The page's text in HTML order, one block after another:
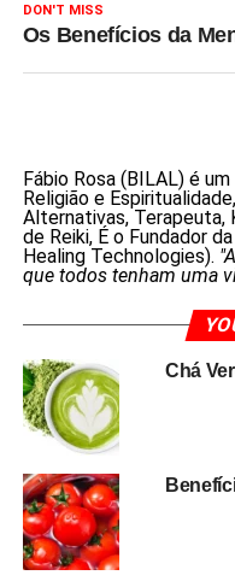
DON'T MISS
Os Benefícios da
Fábio Rosa (BILAL) é
Religião e
Alternativas,
de Reiki, É o Fundador
Healing Technologies).
que todos tenham uma
Chá